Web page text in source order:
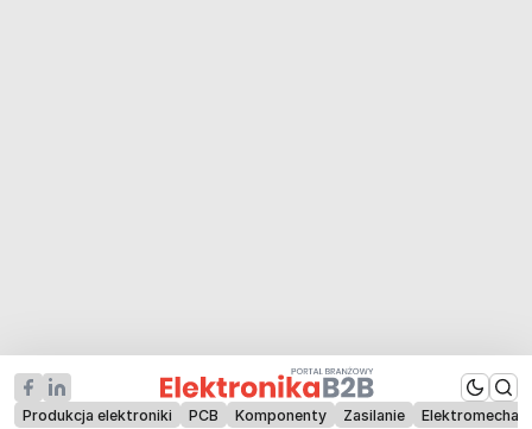
Produkcja elektroniki PCB Komponenty Zasilanie